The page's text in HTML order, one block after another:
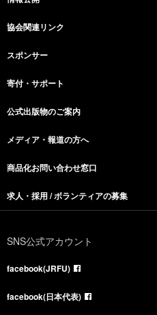
協会関連リンク
スポンサー
寄付・サポート
公式出版物のご案内
メディア・報道の方へ
商品化お問い合わせ窓口
求人・採用 / ボランティアの募集
SNS公式アカウント
facebook(JRFU)
facebook(日本代表)